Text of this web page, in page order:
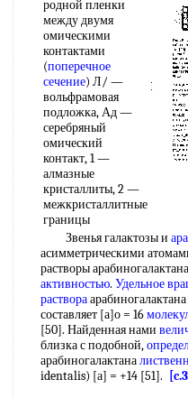
родной пленки
между двумя
омическими
контактами
(поперечное
сечение) Л/ —
вольфрамовая
подложка, Ад —
серебряный
омический
контакт, 1 —
алмазные
кристаллиты, 2 —
межкристаллитные
границы
Звенья галактозы и
асимметрическими
растворы
активностью. Удельное
раствораарабиногалактана
составляет [а]о = 16
[50]. Найденная нами
близка с подобной,
арабиногалактана
identalis) [а] = +14 [51].